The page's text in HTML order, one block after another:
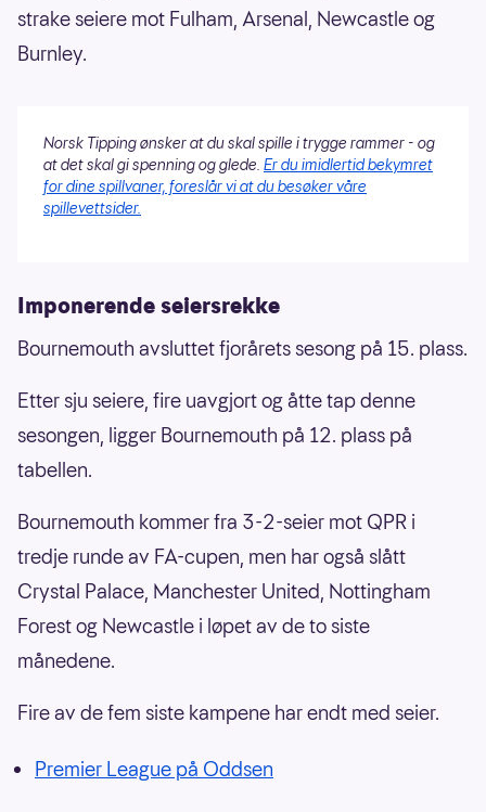
strake seiere mot Fulham, Arsenal, Newcastle og
Burnley.
Norsk Tipping ønsker at du skal spille i trygge rammer - og
at det skal gi spenning og glede. Er du imidlertid bekymret
for dine spillvaner, foreslår vi at du besøker våre
spillevettsider.
Imponerende seiersrekke
Bournemouth avsluttet fjorårets sesong på 15. plass.
Etter sju seiere, fire uavgjort og åtte tap denne
sesongen, ligger Bournemouth på 12. plass på
tabellen.
Bournemouth kommer fra 3-2-seier mot QPR i
tredje runde av FA-cupen, men har også slått
Crystal Palace, Manchester United, Nottingham
Forest og Newcastle i løpet av de to siste
månedene.
Fire av de fem siste kampene har endt med seier.
Premier League på Oddsen